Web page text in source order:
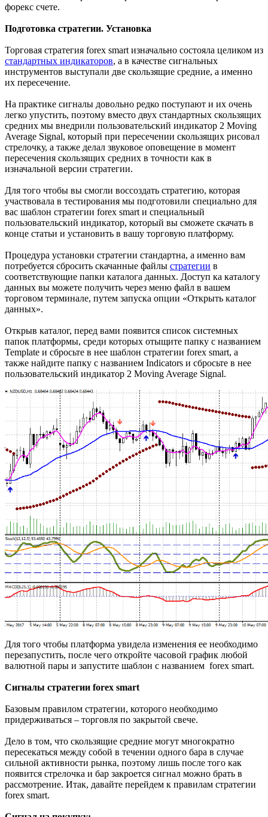
форекс счете.
Подготовка стратегии. Установка
Торговая стратегия forex smart изначально состояла целиком из
стандартных индикаторов, а в качестве сигнальных
инструментов выступали две скользящие средние, а именно
их пересечение.
На практике сигналы довольно редко поступают и их очень
легко упустить, поэтому вместо двух стандартных скользящих
средних мы внедрили пользовательский индикатор 2 Moving
Average Signal, который при пересечении скользящих рисовал
стрелочку, а также делал звуковое оповещение в момент
пересечения скользящих средних в точности как в
изначальной версии стратегии.
Для того чтобы вы смогли воссоздать стратегию, которая
участвовала в тестирования мы подготовили специально для
вас шаблон стратегии forex smart и специальный
пользовательский индикатор, который вы сможете скачать в
конце статьи и установить в вашу торговую платформу.
Процедура установки стратегии стандартна, а именно вам
потребуется сбросить скачанные файлы стратегии в
соответствующие папки каталога данных. Доступ ка каталогу
данных вы можете получить через меню файл в вашем
торговом терминале, путем запуска опции «Открыть каталог
данных».
Открыв каталог, перед вами появится список системных
папок платформы, среди которых отыщите папку с названием
Template и сбросьте в нее шаблон стратегии forex smart, а
также найдите папку с названием Indicators и сбросьте в нее
пользовательский индикатор 2 Moving Average Signal.
Для того чтобы платформа увидела изменения ее необходимо
перезапустить, после чего откройте часовой график любой
валютной пары и запустите шаблон с названием forex smart.
Сигналы стратегии forex smart
Базовым правилом стратегии, которого необходимо
придерживаться – торговля по закрытой свече.
Дело в том, что скользящие средние могут многократно
пересекаться между собой в течении одного бара в случае
сильной активности рынка, поэтому лишь после того как
появится стрелочка и бар закроется сигнал можно брать в
рассмотрение. Итак, давайте перейдем к правилам стратегии
forex smart.